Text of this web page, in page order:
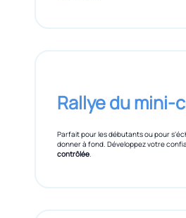
Rallye du mini-
Parfait pour les débutants ou pour
donner à fond. Développez votre
contrôlée.